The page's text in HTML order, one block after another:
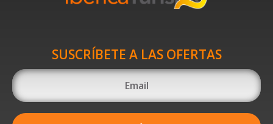
SUSCRÍBETE A LAS OFERTAS